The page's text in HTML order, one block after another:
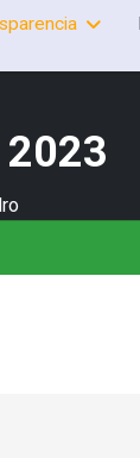
2023